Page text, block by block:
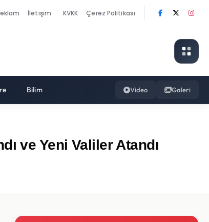
İletişim KVKK Çerez Politikası
Bilim Video Galeri
ve Yeni Valiler Atandı